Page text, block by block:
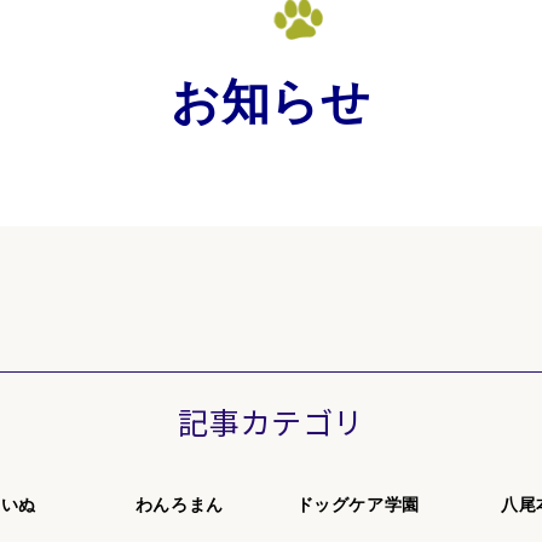
お知らせ
記事カテゴリ
ぬ わんろまん ドッグケア学園 八尾